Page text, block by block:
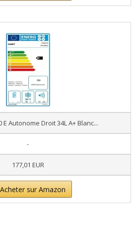
E Autonome Droit 34L A+ Blanc...
-
177,01 EUR
Acheter sur Amazon